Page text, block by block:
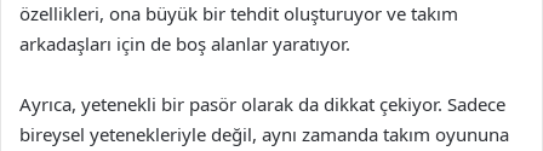
özellikleri, ona büyük bir tehdit oluşturuyor ve takım
arkadaşları için de boş alanlar yaratıyor.
Ayrıca, yetenekli bir pasör olarak da dikkat çekiyor. Sadece
bireysel yetenekleriyle değil, aynı zamanda takım oyununa